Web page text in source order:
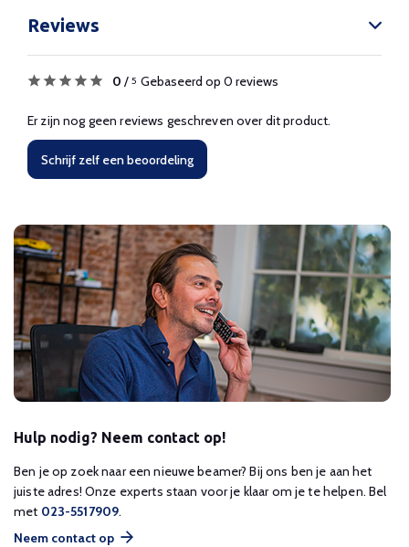
Reviews
0 / 5 Gebaseerd op 0 reviews
Er zijn nog geen reviews geschreven over dit product.
Schrijf zelf een beoordeling
Hulp nodig? Neem contact op!
Ben je op zoek naar een nieuwe beamer? Bij ons ben je aan het
juiste adres! Onze experts staan voor je klaar om je te helpen. Bel
met 023-5517909.
Neem contact op